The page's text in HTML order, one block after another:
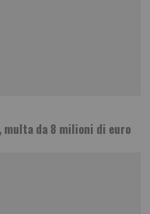
multa da 8 milioni di euro